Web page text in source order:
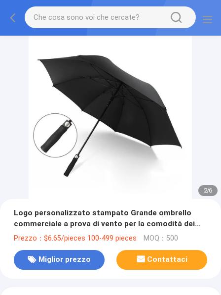
2/6
Logo personalizzato stampato Grande ombrello
commerciale a prova di vento per la comodità dei
viaggi
Prezzo：$6.65/pieces 100-499 pieces MOQ：500
Miglior prezzo Contattaci